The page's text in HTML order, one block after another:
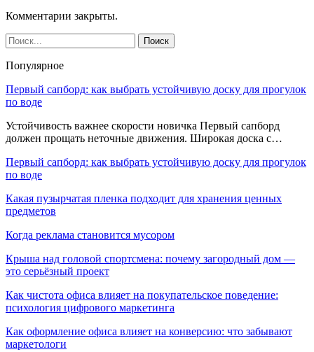
Комментарии закрыты.
Популярное
Первый сапборд: как выбрать устойчивую доску для прогулок
по воде
Устойчивость важнее скорости новичка Первый сапборд
должен прощать неточные движения. Широкая доска с…
Первый сапборд: как выбрать устойчивую доску для прогулок
по воде
Какая пузырчатая пленка подходит для хранения ценных
предметов
Когда реклама становится мусором
Крыша над головой спортсмена: почему загородный дом —
это серьёзный проект
Как чистота офиса влияет на покупательское поведение:
психология цифрового маркетинга
Как оформление офиса влияет на конверсию: что забывают
маркетологи